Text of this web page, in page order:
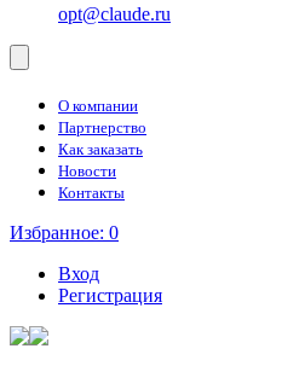
opt@claude.ru
О компании
Партнерство
Как заказать
Новости
Контакты
Избранное: 0
Вход
Регистрация